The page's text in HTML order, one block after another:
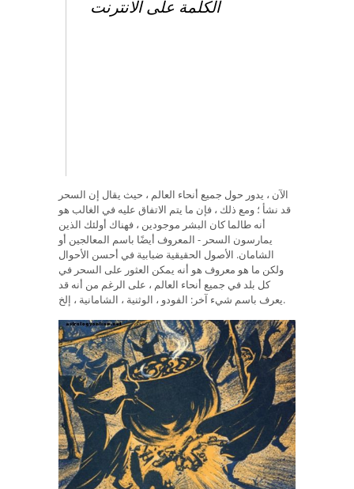
الكلمة على الانترنت
الآن ، يدور حول جميع أنحاء العالم ، حيث يقال إن السحر
قد نشأ ؛ ومع ذلك ، فإن ما يتم الاتفاق عليه في الغالب هو
أنه طالما كان البشر موجودين ، فهناك أولئك الذين
يمارسون السحر - المعروف أيضًا باسم المعالجين أو
الشامان. الأصول الحقيقية ضبابية في أحسن الأحوال
ولكن ما هو معروف هو أنه يمكن العثور على السحر في
كل بلد في جميع أنحاء العالم ، على الرغم من أنه قد
يعرف باسم شيء آخر: الفودو ، الوثنية ، الشامانية ، إلخ.